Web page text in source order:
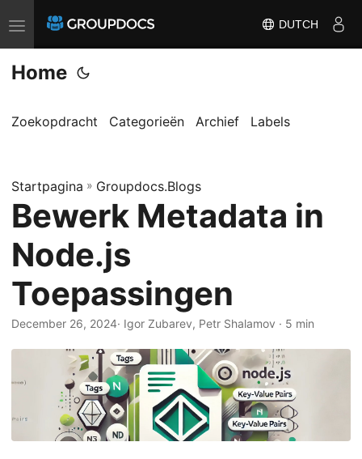
T
o
g
l
a
v
i
g
i
o
DUTCH
Home
Zoekopdracht Categorieën Archief Labels
Startpagina » Groupdocs.Blogs
Bewerk Metadata in
Node.js
Toepassingen
December 26, 2024· Igor Zubarev, Petr Shalamov · 5 min